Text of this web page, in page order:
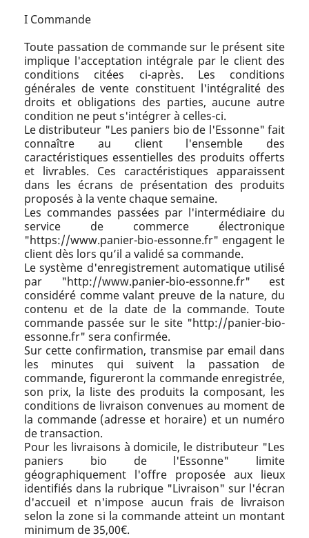
I Commande
Toute passation de commande sur le présent site
implique l'acceptation intégrale par le client des
conditions citées ci-après. Les conditions
générales de vente constituent l'intégralité des
droits et obligations des parties, aucune autre
condition ne peut s'intégrer à celles-ci.
Le distributeur "Les paniers bio de l'Essonne" fait
connaître au client l'ensemble des
caractéristiques essentielles des produits offerts
et livrables. Ces caractéristiques apparaissent
dans les écrans de présentation des produits
proposés à la vente chaque semaine.
Les commandes passées par l'intermédiaire du
service de commerce électronique
"https://www.panier-bio-essonne.fr" engagent le
client dès lors qu’il a validé sa commande.
Le système d'enregistrement automatique utilisé
par "http://www.panier-bio-essonne.fr" est
considéré comme valant preuve de la nature, du
contenu et de la date de la commande. Toute
commande passée sur le site "http://panier-bio-
essonne.fr" sera confirmée.
Sur cette confirmation, transmise par email dans
les minutes qui suivent la passation de
commande, figureront la commande enregistrée,
son prix, la liste des produits la composant, les
conditions de livraison convenues au moment de
la commande (adresse et horaire) et un numéro
de transaction.
Pour les livraisons à domicile, le distributeur "Les
paniers bio de l'Essonne" limite
géographiquement l'offre proposée aux lieux
identifiés dans la rubrique "Livraison" sur l'écran
d'accueil et n'impose aucun frais de livraison
selon la zone si la commande atteint un montant
minimum de 35,00€.